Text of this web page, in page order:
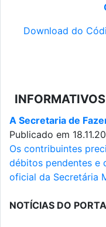
Download do
INFORMATIVOS
A Secretaria de
Publicado em
Os contribuintes
débitos pendentes e
oficial da Secretária
NOTÍCIAS DO